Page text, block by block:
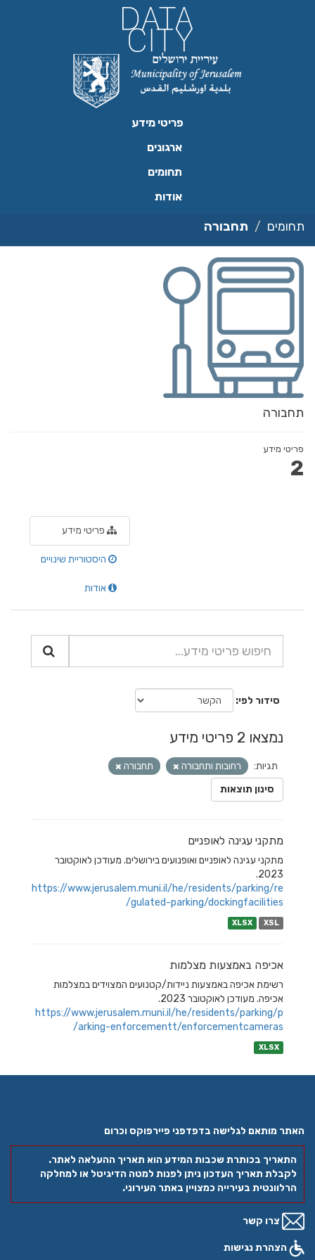
פריטי מידע
ארגונים
תחומים
אודות
תחומים תחבורה
תחבורה
פריטי מידע
2
פריטי מידע
היסטוריית שינויים
אודות
סידור לפי
נמצאו 2 פריטי מידע
תגיות: רחובות ותחבורה
תחבורה
סינון תוצאות
מתקני עגינה לאופניים
מתקני עגינה לאופניים ואופנועים בירושלים. מעודכן לאוקטובר
2023.
https://www.jerusalem.muni.il/he/residents/parking/re
gulated-parking/dockingfacilities/
XLSX XSL
אכיפה באמצעות מצלמות
רשימת אכיפה באמצעות ניידות/קטנועים המצוידים במצלמות
אכיפה. מעודכן לאוקטובר 2023.
https://www.jerusalem.muni.il/he/residents/parking/p
arking-enforcementt/enforcementcameras/
XLSX
האתר מותאם לגלישה בדפדפני פיירפוקס וכרום
התאריך בכותרת שכבות המידע הוא תאריך ההעלאה לאתר.
לקבלת תאריך העדכון ניתן לפנות למטה הדיגיטל או למחלקה
הרלוונטית בעירייה כמצויין באתר העירוני.
צרו קשר
הצהרת נגישות